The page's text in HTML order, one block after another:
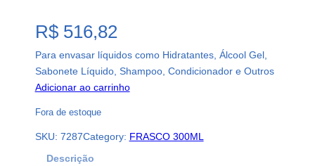
R$516,82
Para envasar líquidos como Hidratantes, Álcool Gel,
Sabonete Líquido, Shampoo, Condicionador e Outros
Adicionar ao carrinho
Fora de estoque
SKU: 7287Category: FRASCO 300ML
Descrição